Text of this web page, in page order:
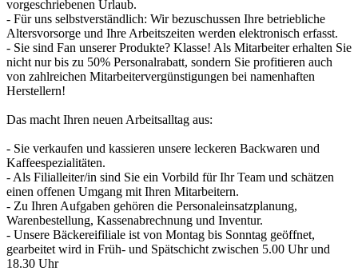
vorgeschriebenen Urlaub.
- Für uns selbstverständlich: Wir bezuschussen Ihre betriebliche
Altersvorsorge und Ihre Arbeitszeiten werden elektronisch erfasst.
- Sie sind Fan unserer Produkte? Klasse! Als Mitarbeiter erhalten Sie
nicht nur bis zu 50% Personalrabatt, sondern Sie profitieren auch
von zahlreichen Mitarbeitervergünstigungen bei namenhaften
Herstellern!
Das macht Ihren neuen Arbeitsalltag aus:
- Sie verkaufen und kassieren unsere leckeren Backwaren und
Kaffeespezialitäten.
- Als Filialleiter/in sind Sie ein Vorbild für Ihr Team und schätzen
einen offenen Umgang mit Ihren Mitarbeitern.
- Zu Ihren Aufgaben gehören die Personaleinsatzplanung,
Warenbestellung, Kassenabrechnung und Inventur.
- Unsere Bäckereifiliale ist von Montag bis Sonntag geöffnet,
gearbeitet wird in Früh- und Spätschicht zwischen 5.00 Uhr und
18.30 Uhr